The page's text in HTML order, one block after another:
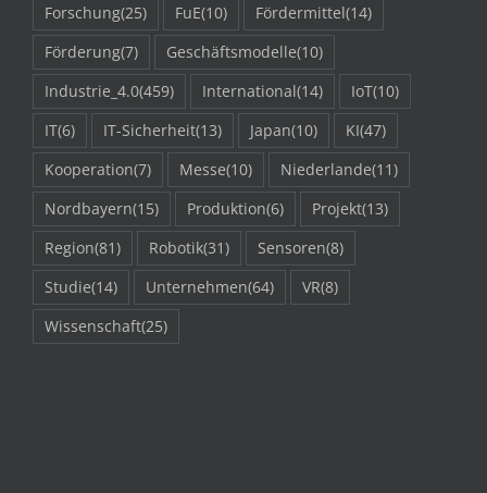
Forschung(25) FuE(10) Fördermittel(14)
Förderung(7) Geschäftsmodelle(10)
Industrie_4.0(459) International(14) IoT(10)
IT(6) IT-Sicherheit(13) Japan(10) KI(47)
Kooperation(7) Messe(10) Niederlande(11)
Nordbayern(15) Produktion(6) Projekt(13)
Region(81) Robotik(31) Sensoren(8)
Studie(14) Unternehmen(64) VR(8)
Wissenschaft(25)